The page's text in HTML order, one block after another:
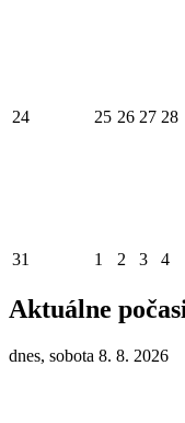
24 25 26 27 28
31
1 2 3 4
Aktuálne
dnes, sobota 8. 8. 2026